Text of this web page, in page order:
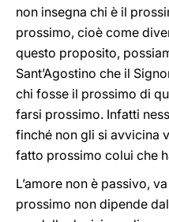
non insegna chi è il
prossimo, cioè come
questo proposito,
Sant’Agostino che il
chi fosse il prossimo di
farsi prossimo. Infatti
finché non gli si avvicina
fatto prossimo colui che
L’amore non è passivo,
prossimo non dipende